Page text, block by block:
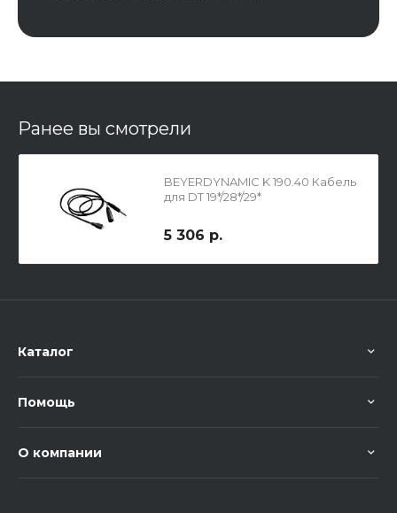
Ранее вы смотрели
BEYERDYNAMIC K 190.40 Кабель
для DT 19*/28*/29*
5 306 р.
Каталог
Помощь
О компании